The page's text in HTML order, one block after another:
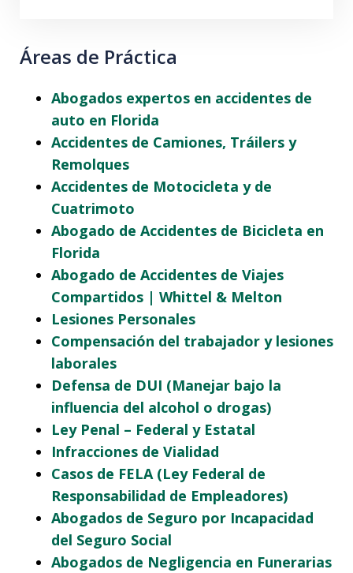
Áreas de Práctica
Abogados expertos en accidentes de
auto en Florida
Accidentes de Camiones, Tráilers y
Remolques
Accidentes de Motocicleta y de
Cuatrimoto
Abogado de Accidentes de Bicicleta en
Florida
Abogado de Accidentes de Viajes
Compartidos | Whittel & Melton
Lesiones Personales
Compensación del trabajador y lesiones
laborales
Defensa de DUI (Manejar bajo la
influencia del alcohol o drogas)
Ley Penal – Federal y Estatal
Infracciones de Vialidad
Casos de FELA (Ley Federal de
Responsabilidad de Empleadores)
Abogados de Seguro por Incapacidad
del Seguro Social
Abogados de Negligencia en Funerarias